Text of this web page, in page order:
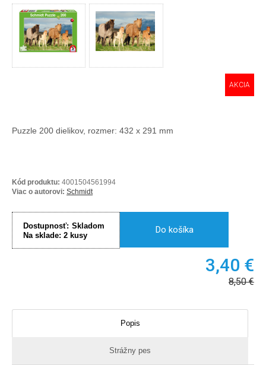
AKCIA
Puzzle 200 dielikov, rozmer: 432 x 291 mm
Kód produktu: 4001504561994
Viac o autorovi: Schmidt
Dostupnosť: Skladom
Na sklade: 2 kusy
Do košíka
3,40 €
8,50€
Popis
Strážny pes